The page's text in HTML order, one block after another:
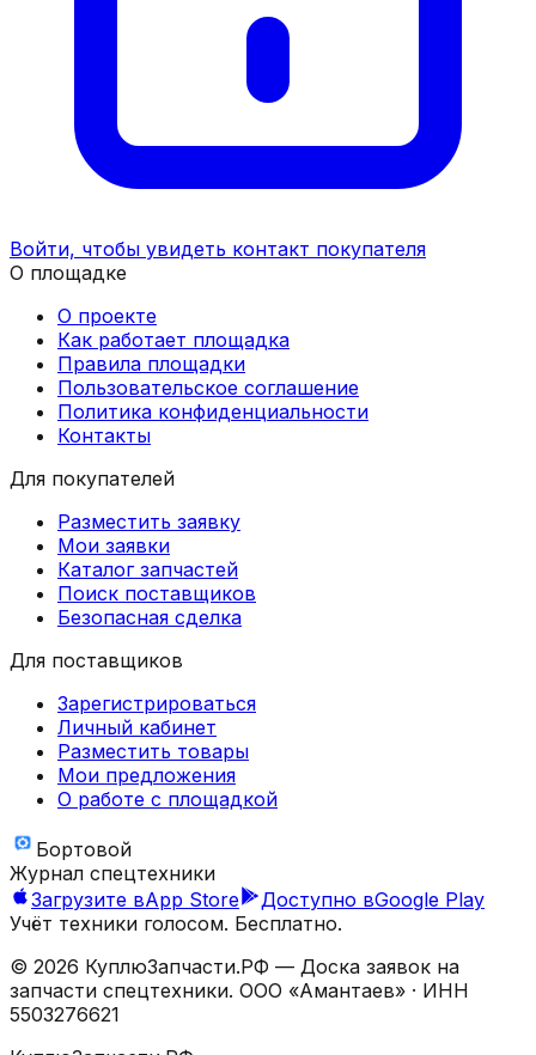
Войти, чтобы увидеть контакт покупателя
О площадке
О проекте
Как работает площадка
Правила площадки
Пользовательское соглашение
Политика конфиденциальности
Контакты
Для покупателей
Разместить заявку
Мои заявки
Каталог запчастей
Поиск поставщиков
Безопасная сделка
Для поставщиков
Зарегистрироваться
Личный кабинет
Разместить товары
Мои предложения
О работе с площадкой
Бортовой
Журнал спецтехники
Загрузите вApp Store Доступно вGoogle Play
Учёт техники голосом. Бесплатно.
© 2026 КуплюЗапчасти.РФ — Доска заявок на
запчасти спецтехники. ООО «Амантаев» · ИНН
5503276621